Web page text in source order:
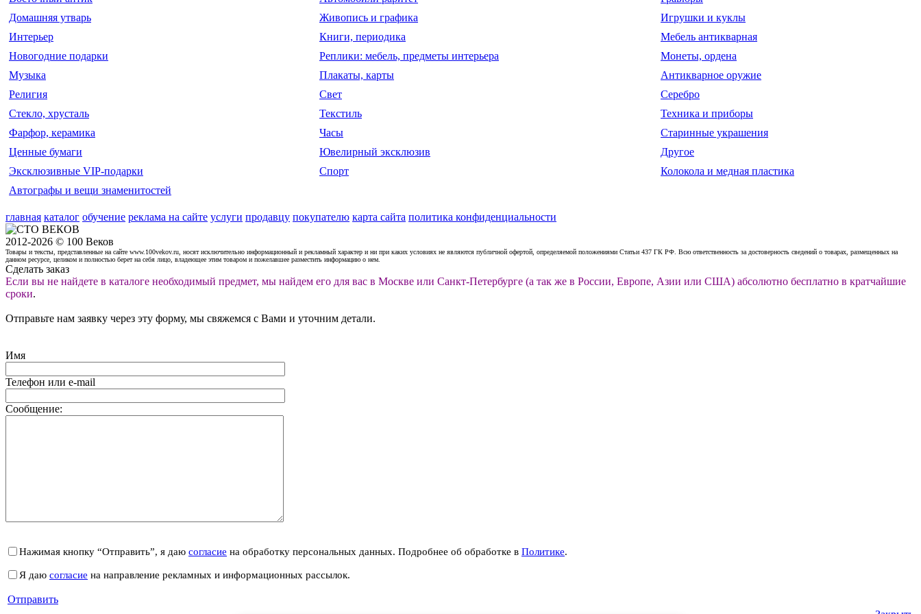
Домашняя утварь
Живопись и графика
Игрушки и куклы
Интерьер
Книги, периодика
Мебель антикварная
Новогодние подарки
Реплики: мебель, предметы интерьера
Монеты, ордена
Музыка
Плакаты, карты
Антикварное оружие
Религия
Свет
Серебро
Стекло, хрусталь
Текстиль
Техника и приборы
Фарфор, керамика
Часы
Старинные украшения
Ценные бумаги
Ювелирный эксклюзив
Другое
Эксклюзивные VIP-подарки
Спорт
Колокола и медная пластика
Автографы и вещи знаменитостей
главная каталог обучение реклама на сайте услуги продавцу покупателю карта сайта политика конфиденциальности
2012-2026 © 100 Веков
Товары и тексты, представленные на сайте www.100vekov.ru, носят исключительно информационный и рекламный характер и ни при каких условиях не являются публичной офертой, определяемой положениями Статьи 437 ГК РФ. Всю ответственность за достоверность сведений о товарах, размещенных на
данном ресурсе, целиком и полностью берет на себя лицо, владеющее этим товаром и пожелавшее разместить информацию о нем.
Сделать заказ
Если вы не найдете в каталоге необходимый предмет, мы найдем его для вас в Москве или Санкт-Петербурге (а так же в России, Европе, Азии или США) абсолютно бесплатно в кратчайшие
сроки.
Отправьте нам заявку через эту форму, мы свяжемся с Вами и уточним детали.
Имя
Телефон или e-mail
Сообщение:
Нажимая кнопку “Отправить”, я даю согласие на обработку персональных данных. Подробнее об обработке в Политике.
Я даю согласие на направление рекламных и информационных рассылок.
Отправить